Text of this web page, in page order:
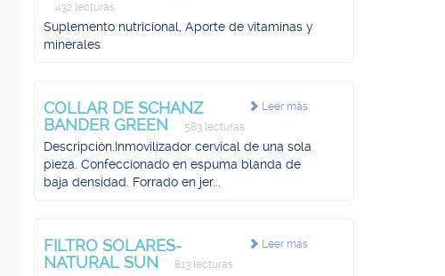
432 lecturas
Suplemento nutricional, Aporte de vitaminas y
minerales
Leer más
COLLAR DE SCHANZ
BANDER GREEN
583 lecturas
Descripción.Inmovilizador cervical de una sola
pieza. Confeccionado en espuma blanda de
baja densidad. Forrado en jer...
Leer más
FILTRO SOLARES-
NATURAL SUN
813 lecturas